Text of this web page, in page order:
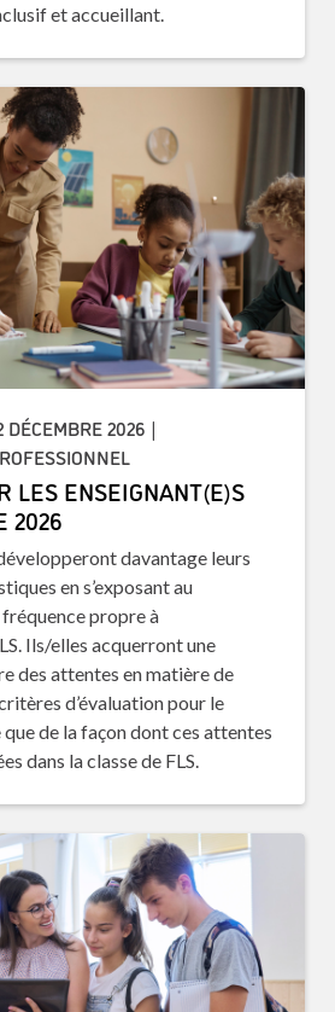
et accueillant.
DÉCEMBRE 2026 |
LES ENSEIGNANT(E)S
2026
davantage leurs
en s’exposant au
propre à
Ils/elles acquerront une
des attentes en matière de
d’évaluation pour le
de la façon dont ces attentes
dans la classe de FLS.